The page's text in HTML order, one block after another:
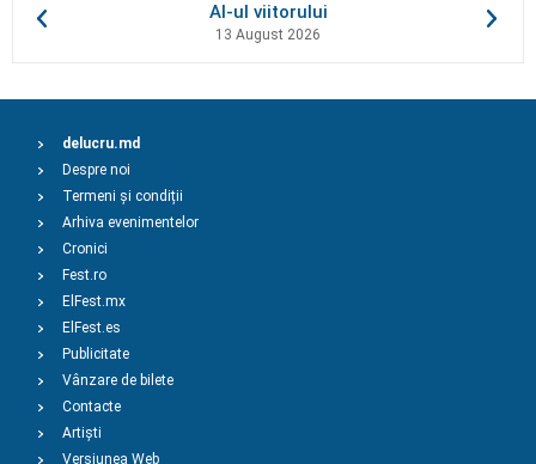
AI-ul viitorului
13 August 2026
delucru.md
Despre noi
Termeni și condiții
Arhiva evenimentelor
Cronici
Fest.ro
ElFest.mx
ElFest.es
Publicitate
Vânzare de bilete
Contacte
Artiști
Versiunea Web